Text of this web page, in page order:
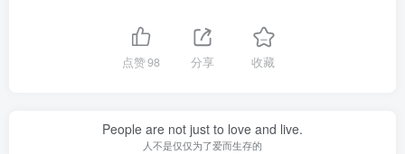
点赞98 分享 收藏
People are not just to love and live.
人不是仅仅为了爱而生存的